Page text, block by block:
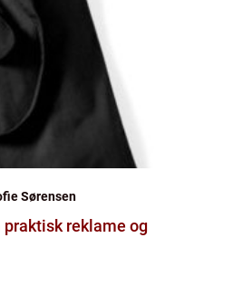
Sørensen
reklame og